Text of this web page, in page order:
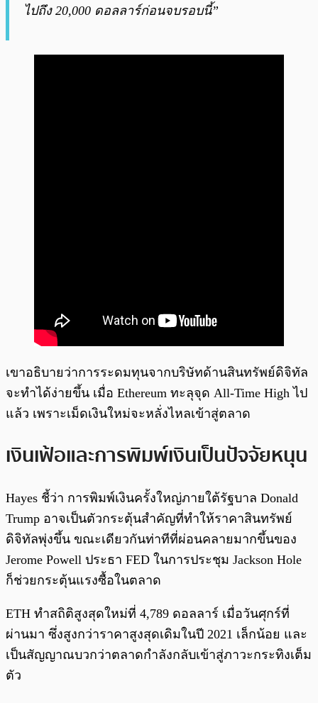
ไปถึง 20,000 ดอลลาร์ก่อนจบรอบนี้”
เขาอธิบายว่าการระดมทุนจากบริษัทด้านสินทรัพย์ดิจิทัล
จะทำได้ง่ายขึ้น เมื่อ Ethereum ทะลุจุด All-Time High ไป
แล้ว เพราะเม็ดเงินใหม่จะหลั่งไหลเข้าสู่ตลาด
เงินเฟ้อและการพิมพ์เงินเป็นปัจจัยหนุน
Hayes ชี้ว่า การพิมพ์เงินครั้งใหญ่ภายใต้รัฐบาล Donald
Trump อาจเป็นตัวกระตุ้นสำคัญที่ทำให้ราคาสินทรัพย์
ดิจิทัลพุ่งขึ้น ขณะเดียวกันท่าทีที่ผ่อนคลายมากขึ้นของ
Jerome Powell ประธา FED ในการประชุม Jackson Hole
ก็ช่วยกระตุ้นแรงซื้อในตลาด
ETH ทำสถิติสูงสุดใหม่ที่ 4,789 ดอลลาร์ เมื่อวันศุกร์ที่
ผ่านมา ซึ่งสูงกว่าราคาสูงสุดเดิมในปี 2021 เล็กน้อย และ
เป็นสัญญาณบวกว่าตลาดกำลังกลับเข้าสู่ภาวะกระทิงเต็ม
ตัว